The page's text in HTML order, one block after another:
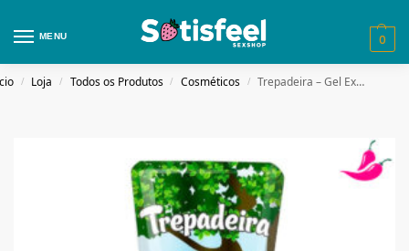
MENU 0
/ Loja / Todos os Produtos / Cosméticos / Trepadeira – Gel Excitante Feminino